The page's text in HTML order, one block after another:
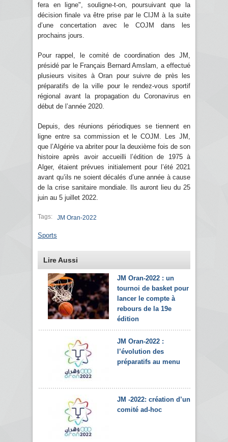
fera en ligne", souligne-t-on, poursuivant que la
décision finale va être prise par le CIJM à la suite
d’une concertation avec le COJM dans les
prochains jours.
Pour rappel, le comité de coordination des JM,
présidé par le Français Bernard Amslam, a effectué
plusieurs visites à Oran pour suivre de près les
préparatifs de la ville pour le rendez-vous sportif
régional avant la propagation du Coronavirus en
début de l’année 2020.
Depuis, des réunions périodiques se tiennent en
ligne entre sa commission et le COJM. Les JM,
que l’Algérie va abriter pour la deuxième fois de son
histoire après avoir accueilli l’édition de 1975 à
Alger, étaient prévues initialement pour l’été 2021
avant qu’ils ne soient décalés d’une année à cause
de la crise sanitaire mondiale. Ils auront lieu du 25
juin au 5 juillet 2022.
Tags: JM Oran-2022
Sports
Lire Aussi
JM Oran-2022 : un
tournoi de basket pour
lancer le compte à
rebours de la 19e
édition
JM Oran-2022 :
l’évolution des
préparatifs au menu
JM -2022: création d’un
comité ad-hoc